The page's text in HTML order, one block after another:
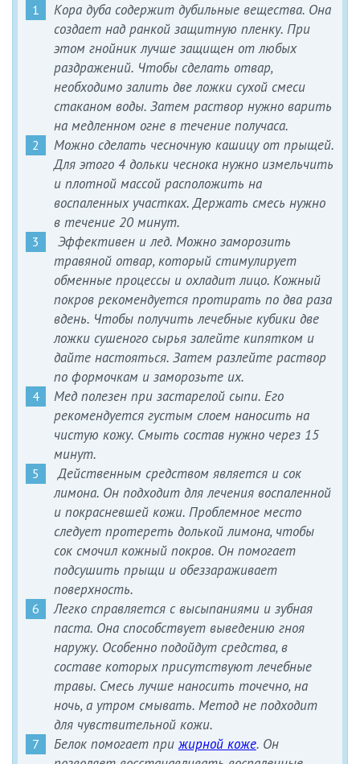
Кора дуба содержит дубильные вещества. Она
создает над ранкой защитную пленку. При
этом гнойник лучше защищен от любых
раздражений. Чтобы сделать отвар,
необходимо залить две ложки сухой смеси
стаканом воды. Затем раствор нужно варить
на медленном огне в течение получаса.
Можно сделать чесночную кашицу от прыщей.
Для этого 4 дольки чеснока нужно измельчить
и плотной массой расположить на
воспаленных участках. Держать смесь нужно
в течение 20 минут.
Эффективен и лед. Можно заморозить
травяной отвар, который стимулирует
обменные процессы и охладит лицо. Кожный
покров рекомендуется протирать по два раза
вдень. Чтобы получить лечебные кубики две
ложки сушеного сырья залейте кипятком и
дайте настояться. Затем разлейте раствор
по формочкам и заморозьте их.
Мед полезен при застарелой сыпи. Его
рекомендуется густым слоем наносить на
чистую кожу. Смыть состав нужно через 15
минут.
Действенным средством является и сок
лимона. Он подходит для лечения воспаленной
и покрасневшей кожи. Проблемное место
следует протереть долькой лимона, чтобы
сок смочил кожный покров. Он помогает
подсушить прыщи и обеззараживает
поверхность.
Легко справляется с высыпаниями и зубная
паста. Она способствует выведению гноя
наружу. Особенно подойдут средства, в
составе которых присутствуют лечебные
травы. Смесь лучше наносить точечно, на
ночь, а утром смывать. Метод не подходит
для чувствительной кожи.
Белок помогает при жирной коже. Он